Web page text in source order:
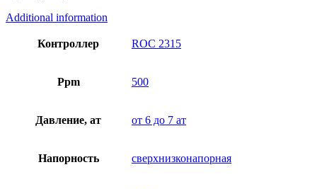
Additional information
Контроллер ROC 2315
Ppm 500
Давление, ат от 6 до 7 ат
Напорность сверхнизконапорная